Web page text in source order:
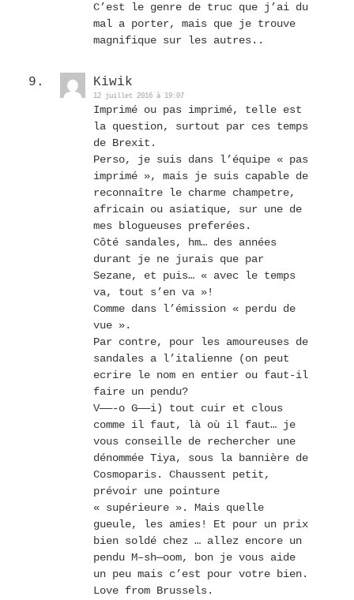
C’est le genre de truc que j’ai du
mal a porter, mais que je trouve
magnifique sur les autres..
Kiwik
12 juillet 2016 à 19:07
Imprimé ou pas imprimé, telle est
la question, surtout par ces temps
de Brexit.
Perso, je suis dans l’équipe « pas
imprimé », mais je suis capable de
reconnaître le charme champetre,
africain ou asiatique, sur une de
mes blogueuses preferées.
Côté sandales, hm… des années
durant je ne jurais que par
Sezane, et puis… « avec le temps
va, tout s’en va »!
Comme dans l’émission « perdu de
vue ».
Par contre, pour les amoureuses de
sandales a l’italienne (on peut
ecrire le nom en entier ou faut-il
faire un pendu?
V——-o G——i) tout cuir et clous
comme il faut, là où il faut… je
vous conseille de rechercher une
dénommée Tiya, sous la bannière de
Cosmoparis. Chaussent petit,
prévoir une pointure
« supérieure ». Mais quelle
gueule, les amies! Et pour un prix
bien soldé chez … allez encore un
pendu M–sh—oom, bon je vous aide
un peu mais c’est pour votre bien.
Love from Brussels.